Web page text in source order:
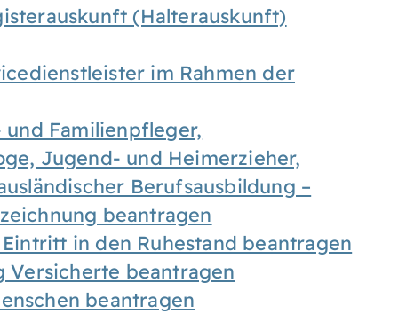
(Halterauskunft)
im Rahmen der
Familienpfleger,
Jugend- und Heimerzieher,
Berufsausbildung –
beantragen
in den Ruhestand beantragen
Versicherte beantragen
beantragen